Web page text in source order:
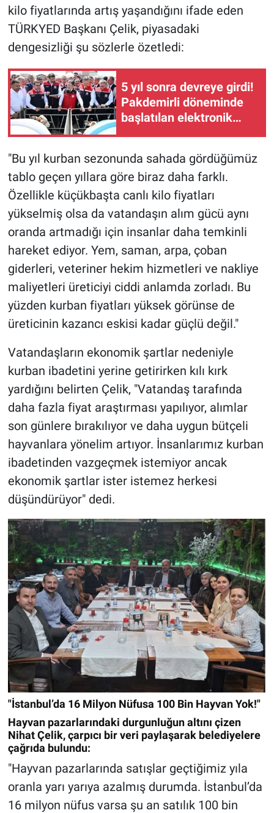
kilo fiyatlarında artış yaşandığını ifade eden
TÜRKYED Başkanı Çelik, piyasadaki
dengesizliği şu sözlerle özetledi:
5 yıl sonra devreye girdi!
Pakdemirli döneminde
başlatılan elektronik
"Bu yıl kurban sezonunda sahada gördüğümüz
tablo geçen yıllara göre biraz daha farklı.
Özellikle küçükbaşta canlı kilo fiyatları
yükselmiş olsa da vatandaşın alım gücü aynı
oranda artmadığı için insanlar daha temkinli
hareket ediyor. Yem, saman, arpa, çoban
giderleri, veteriner hekim hizmetleri ve nakliye
maliyetleri üreticiyi ciddi anlamda zorladı. Bu
yüzden kurban fiyatları yüksek görünse de
üreticinin kazancı eskisi kadar güçlü değil."
Vatandaşların ekonomik şartlar nedeniyle
kurban ibadetini yerine getirirken kılı kırk
yardığını belirten Çelik, "Vatandaş tarafında
daha fazla fiyat araştırması yapılıyor, alımlar
son günlere bırakılıyor ve daha uygun bütçeli
hayvanlara yönelim artıyor. İnsanlarımız kurban
ibadetinden vazgeçmek istemiyor ancak
ekonomik şartlar ister istemez herkesi
düşündürüyor" dedi.
"İstanbul’da 16 Milyon Nüfusa 100 Bin Hayvan Yok!"
Hayvan pazarlarındaki durgunluğun altını çizen
Nihat Çelik, çarpıcı bir veri paylaşarak belediyelere
çağrıda bulundu:
"Hayvan pazarlarında satışlar geçtiğimiz yıla
oranla yarı yarıya azalmış durumda. İstanbul’da
16 milyon nüfus varsa şu an satılık 100 bin